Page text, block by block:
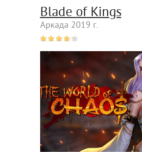
Blade of Kings
Аркада 2019 г.